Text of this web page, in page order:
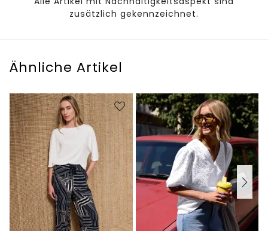
zusätzlich gekennzeichnet.
Ähnliche Artikel